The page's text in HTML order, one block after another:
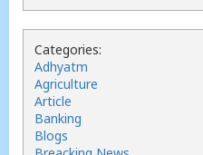
Categories:
Adhyatm
Agriculture
Article
Banking
Blogs